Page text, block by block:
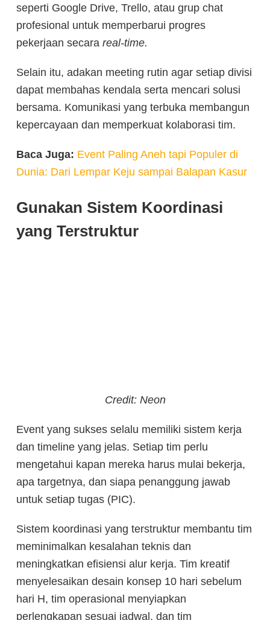
seperti Google Drive, Trello, atau grup chat
profesional untuk memperbarui progres
pekerjaan secara real-time.
Selain itu, adakan meeting rutin agar setiap divisi
dapat membahas kendala serta mencari solusi
bersama. Komunikasi yang terbuka membangun
kepercayaan dan memperkuat kolaborasi tim.
Baca Juga: Event Paling Aneh tapi Populer di
Dunia: Dari Lempar Keju sampai Balapan Kasur
Gunakan Sistem Koordinasi
yang Terstruktur
Credit: Neon
Event yang sukses selalu memiliki sistem kerja
dan timeline yang jelas. Setiap tim perlu
mengetahui kapan mereka harus mulai bekerja,
apa targetnya, dan siapa penanggung jawab
untuk setiap tugas (PIC).
Sistem koordinasi yang terstruktur membantu tim
meminimalkan kesalahan teknis dan
meningkatkan efisiensi alur kerja. Tim kreatif
menyelesaikan desain konsep 10 hari sebelum
hari H, tim operasional menyiapkan
perlengkapan sesuai jadwal, dan tim